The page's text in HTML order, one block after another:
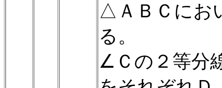
△ＡＢＣにお
る。
∠Ｃの２等分